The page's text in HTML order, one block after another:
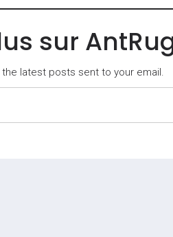
sur
latest posts sent to your email.